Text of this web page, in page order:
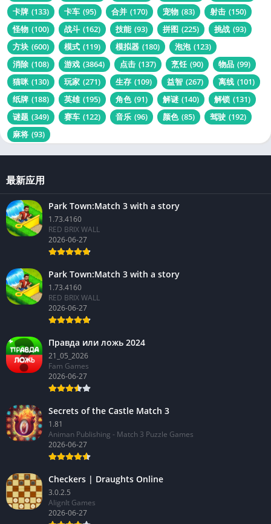
卡牌 (133) 卡车 (95) 合并 (170) 宠物 (83) 射击 (150)
怪物 (100) 战斗 (162) 技能 (93) 拼图 (225) 挑战 (93)
方块 (600) 模式 (119) 模拟器 (180) 泡泡 (123)
消除 (108) 游戏 (3864) 点击 (137) 烹饪 (90) 物品 (99)
猫咪 (130) 玩家 (271) 生存 (109) 益智 (267) 离线 (101)
纸牌 (188) 英雄 (195) 角色 (91) 解谜 (140) 解锁 (131)
谜题 (349) 赛车 (122) 音乐 (96) 颜色 (85) 驾驶 (192)
麻将 (93)
最新应用
Park Town:Match 3 with a story
1.73.4160
RED BRIX WALL
2026-06-27
Park Town:Match 3 with a story
1.73.4160
RED BRIX WALL
2026-06-27
Правда или ложь 2024
21_05_2026
Fam Games
2026-06-27
Secrets of the Castle Match 3
1.81
Animan Publishing - Match 3 Puzzle Games
2026-06-27
Checkers | Draughts Online
3.0.2.5
AlignIt Games
2026-06-27